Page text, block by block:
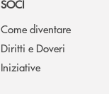
SOCI
Come diventare
Diritti e Doveri
Iniziative